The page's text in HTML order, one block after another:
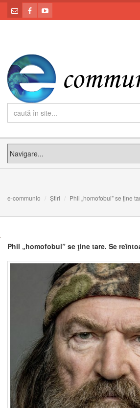
e-communio Știri Phil „homofobul” se ţine
Phil „homofobul” se ţine tare. Se